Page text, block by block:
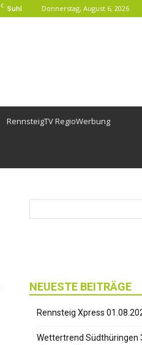
C Suhl Donnerstag, August 6, 2026
RennsteigTV RegioWerbung
NEUESTE BEITRÄGE
Rennsteig Xpress
Wettertrend Südthüringen